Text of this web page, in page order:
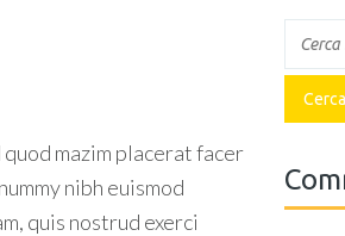
mazim placerat facer
nibh euismod
quis nostrud exerci